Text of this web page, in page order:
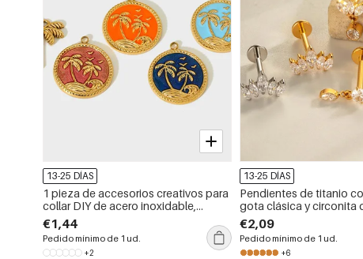
13-25 DÍAS
1 pieza de accesorios creativos para
collar DIY de acero inoxidable,
colgante impermeable para mujer.
€1,44
Pedido mínimo de 1 ud.
+2
13-25 DÍAS
Pendientes de titanio
gota clásica y circonita
mujer, 1 pieza
€2,09
Pedido mínimo de 1 ud.
+6